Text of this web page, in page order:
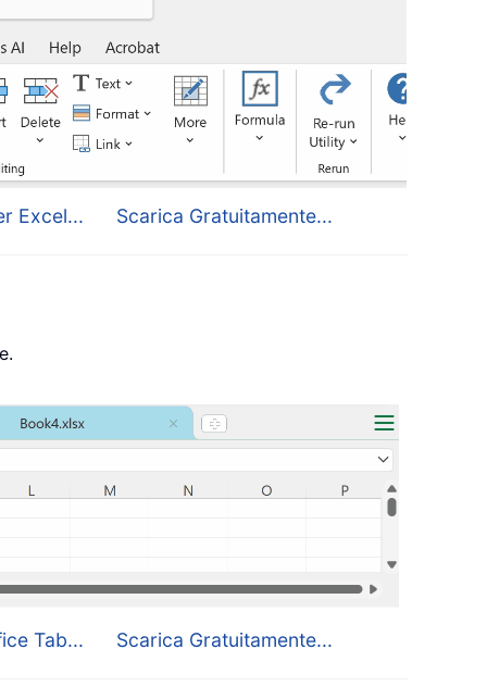
Excel... Scarica Gratuitamente...
Tab... Scarica Gratuitamente...